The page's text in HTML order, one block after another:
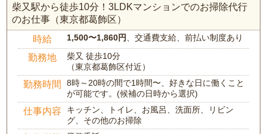
柴又駅から徒歩10分！3LDKマンションでのお掃除代行
のお仕事（東京都葛飾区）
時給 1,500〜1,860円 、交通費支給、前払い制度あり
勤務地
柴又 徒歩10分
（東京都葛飾区付近）
勤務時間
8時～20時の間で1時間〜、好きな日に働くこと
が可能です。(候補の日時から選択)
仕事内容
キッチン、トイレ、お風呂、洗面所、リビン
グ、その他のお掃除